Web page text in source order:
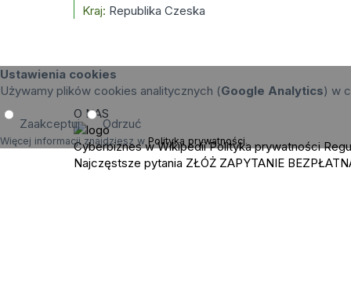
Kraj: Republika Czeska
Ustawienia cookies
Używamy plików cookies analitycznych (Google Analytics) w
Zaakceptuj Odrzuć
Więcej informacji znajdziesz w Polityka prywatności.
O NAS
Cyberbiznes w Wikipedii Polityka prywatności
Najczęstsze pytania ZŁÓŻ ZAPYTANIE